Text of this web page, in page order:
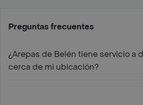
Preguntas frecuentes
¿Arepas de Belén tiene servicio a
cerca de mi ubicación?